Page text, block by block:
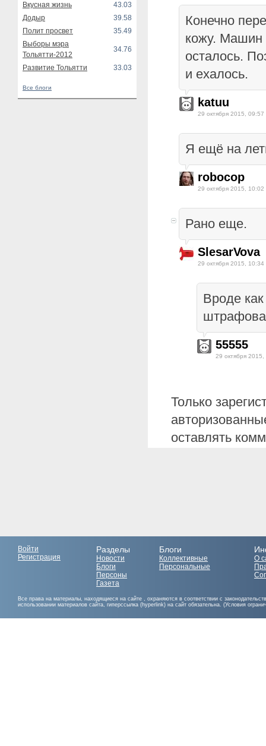
Вкусная жизнь
43.03
Додыр
39.58
Полит просвет
35.49
Выборы мэра
Тольятти-2012
34.76
Развитие Тольятти 33.03
Все блоги
Конечно
кожу. Машин
осталось.
и ехалось.
katuu
29 октября 2015, 09:57
Я ещё на
robocop
29 октября 2015, 10:02
Рано еще.
SlesarVova
29 октября 2015, 10:34
Вроде как
55555
29 октября
Только
оставлять
Войти
Регистрация
Разделы
Новости
Блоги
Персоны
Газета
Блоги
Коллективные
Персональные
О
Все права на материалы, находящиеся на сайте , охраняются в соответствии с
использовании материалов сайта, гиперссылка (hyperlink) на сайт обязательна. (Условия